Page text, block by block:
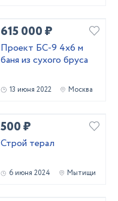
615 000 ₽
Проект БС-9 4х6 м
баня из сухого бруса
13 июня 2022 Москва
500 ₽
Строй терал
6 июня 2024 Мытищи